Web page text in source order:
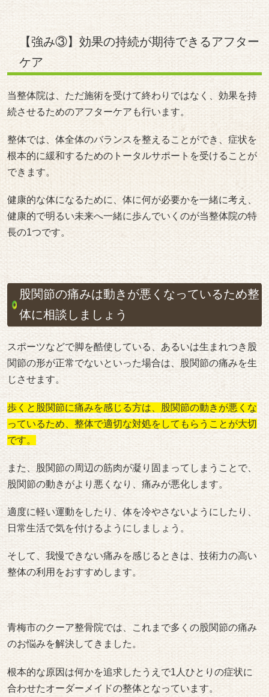
【強み③】効果の持続が期待できるアフター
ケア
当整体院は、ただ施術を受けて終わりではなく、効果を持
続させるためのアフターケアも行います。
整体では、体全体のバランスを整えることができ、症状を
根本的に緩和するためのトータルサポートを受けることが
できます。
健康的な体になるために、体に何が必要かを一緒に考え、
健康的で明るい未来へ一緒に歩んでいくのが当整体院の特
長の1つです。
股関節の痛みは動きが悪くなっているため整
体に相談しましょう
スポーツなどで脚を酷使している、あるいは生まれつき股
関節の形が正常でないといった場合は、股関節の痛みを生
じさせます。
歩くと股関節に痛みを感じる方は、股関節の動きが悪くな
っているため、整体で適切な対処をしてもらうことが大切
です。
また、股関節の周辺の筋肉が凝り固まってしまうことで、
股関節の動きがより悪くなり、痛みが悪化します。
適度に軽い運動をしたり、体を冷やさないようにしたり、
日常生活で気を付けるようにしましょう。
そして、我慢できない痛みを感じるときは、技術力の高い
整体の利用をおすすめします。
青梅市のクーア整骨院では、これまで多くの股関節の痛み
のお悩みを解決してきました。
根本的な原因は何かを追求したうえで1人ひとりの症状に
合わせたオーダーメイドの整体となっています。